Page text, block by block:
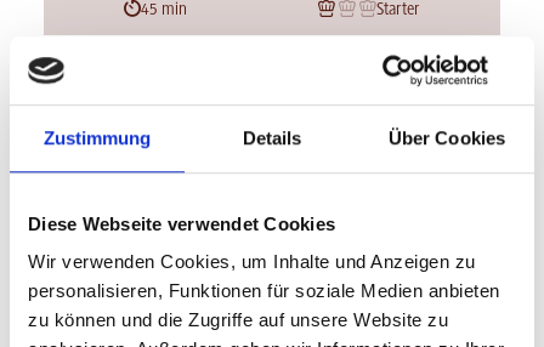
Zustimmung Details Über Cookies
Diese Webseite verwendet Cookies
Wir verwenden Cookies, um Inhalte und Anzeigen zu
personalisieren, Funktionen für soziale Medien anbieten
zu können und die Zugriffe auf unsere Website zu
45 min Starter